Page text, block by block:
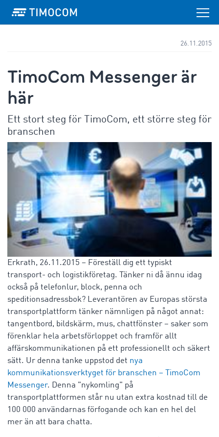
26.11.2015
TimoCom Messenger är
här
Ett stort steg för TimoCom, ett större steg för
branschen
Erkrath, 26.11.2015 – Föreställ dig ett typiskt
transport- och logistikföretag. Tänker ni då ännu idag
också på telefonlur, block, penna och
speditionsadressbok? Leverantören av Europas största
transportplattform tänker nämnligen på något annat:
tangentbord, bildskärm, mus, chattfönster – saker som
förenklar hela arbetsförloppet och framför allt
affärskommunikationen på ett professionellt och säkert
sätt. Ur denna tanke uppstod det nya
kommunikationsverktyget för branschen – TimoCom
Messenger. Denna "nykomling" på
transportplattformen står nu utan extra kostnad till de
100 000 användarnas förfogande och kan en hel del
mer än att bara chatta.